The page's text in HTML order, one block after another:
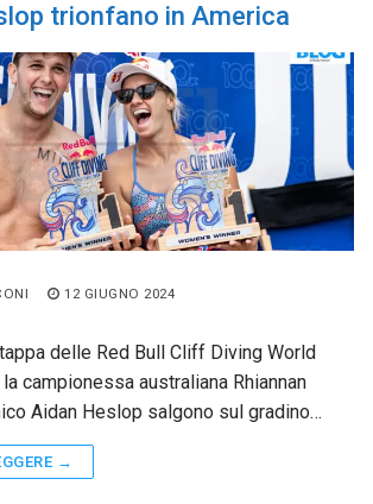
trionfano in America
12 GIUGNO 2024
delle Red Bull Cliff Diving World
campionessa australiana Rhiannan
Aidan Heslop salgono sul gradino…
→